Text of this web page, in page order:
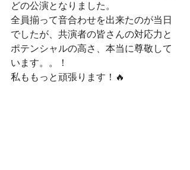
どの公演となりました。
全員揃って音合わせを出来たのが当日
でしたが、共演者の皆さんの対応力と
ポテンシャルの高さ、本当に尊敬して
います。。！
私ももっと頑張ります！🔥